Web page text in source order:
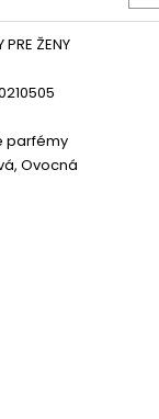
PRE ŽENY
parfémy
Ovocná
SÉRUM 3 ML